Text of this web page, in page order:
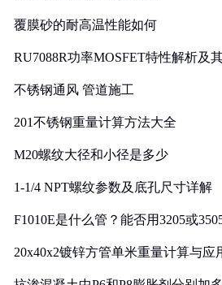
覆膜砂的耐高温性能如何
RU7088R功率MOSFET特性解析及
不锈钢通风 管道施工
201不锈钢重量计算方法大全
M20螺纹大径和小径是多少
1-1/4 NPT螺纹参数及底孔尺寸详解
F1010E是什么管？能否用3205或
20x40x2镀锌方管单米重量计算与应